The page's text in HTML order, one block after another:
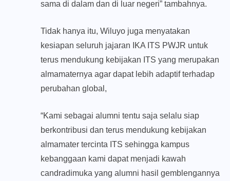
sama di dalam dan di luar negeri” tambahnya.
Tidak hanya itu, Wiluyo juga menyatakan
kesiapan seluruh jajaran IKA ITS PWJR untuk
terus mendukung kebijakan ITS yang merupakan
almamaternya agar dapat lebih adaptif terhadap
perubahan global,
“Kami sebagai alumni tentu saja selalu siap
berkontribusi dan terus mendukung kebijakan
almamater tercinta ITS sehingga kampus
kebanggaan kami dapat menjadi kawah
candradimuka yang alumni hasil gemblengannya